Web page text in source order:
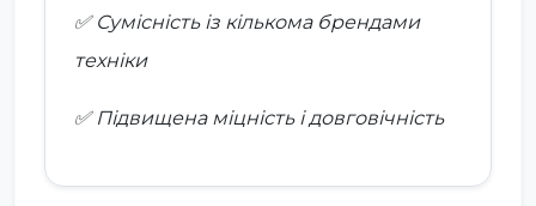
✅ Сумісність із кількома брендами
техніки
✅ Підвищена міцність і довговічність